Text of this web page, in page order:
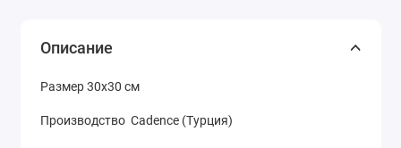
Описание
Размер 30х30 см
Производство Cadence (Турция)